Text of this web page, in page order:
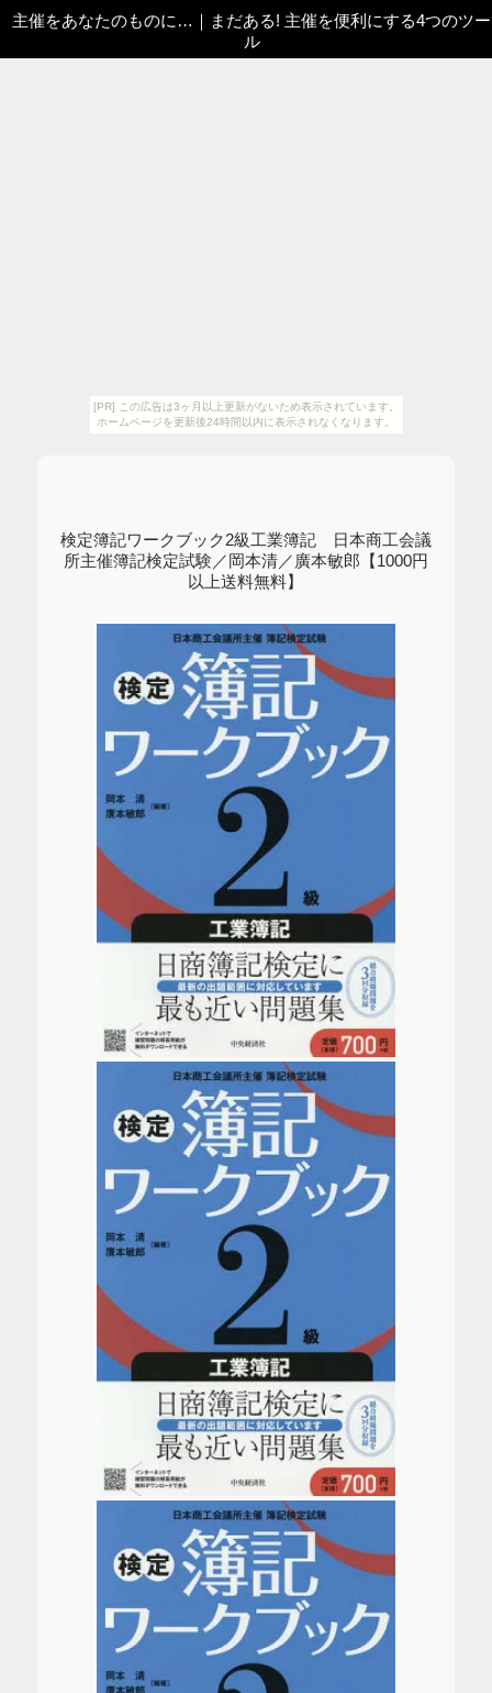
[PR] この広告は3ヶ月以上更新がないため表示されています。
ホームページを更新後24時間以内に表示されなくなります。
主催をあなたのものに… ｜ まだある! 主催を便利にする4つのツー
ル
検定簿記ワークブック2級工業簿記 日本商工会議
所主催簿記検定試験／岡本清／廣本敏郎【1000円
以上送料無料】